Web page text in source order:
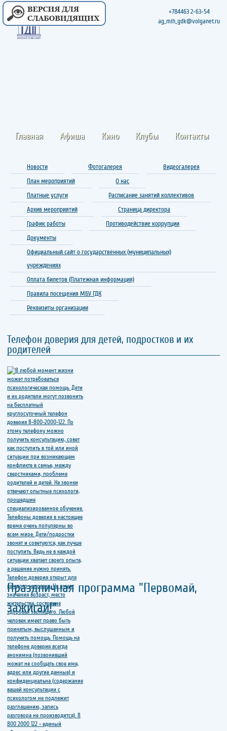
+784463 2-63-54
ag_mih_gdk@volganet.ru
Главная Афиша Кино Клубы Контакты
Новости Фотогалерея
Видеогалерея
План мероприятий
О нас
Платные услуги
Расписание занятий коллективов
Архив мероприятий
Страница директора
График работы
Противодействие коррупции
Документы
Официальный сайт о государственных (муниципальных)
учреждениях
Оплата билетов (Платежная информация)
Правила посещения МБУ ГДК
Реквизиты организации
Телефон доверия для детей, подростков и их
родителей
Праздничная программа "Первомай,
зажигай!"